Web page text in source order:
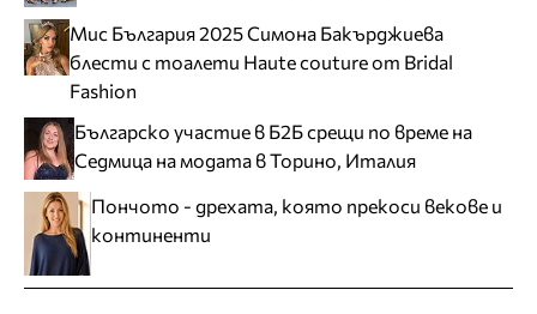
Мис България 2025 Симона Бакърджиева
блести с тоалети Haute couture от Bridal
Fashion
Българско участие в Б2Б срещи по време на
Седмица на модата в Торино, Италия
Пончото - дрехата, която прекоси векове и
континенти